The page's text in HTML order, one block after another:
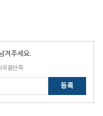
겨주세요.
우불만족
등록